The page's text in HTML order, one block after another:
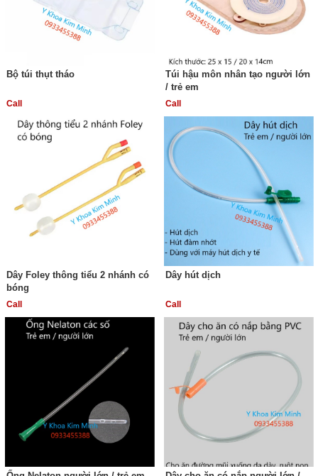
Bộ túi thụt tháo
Call
Túi hậu môn nhân tạo người lớn
/ trẻ em
Call
Dây Foley thông tiểu 2 nhánh có
bóng
Call
Dây hút dịch
Call